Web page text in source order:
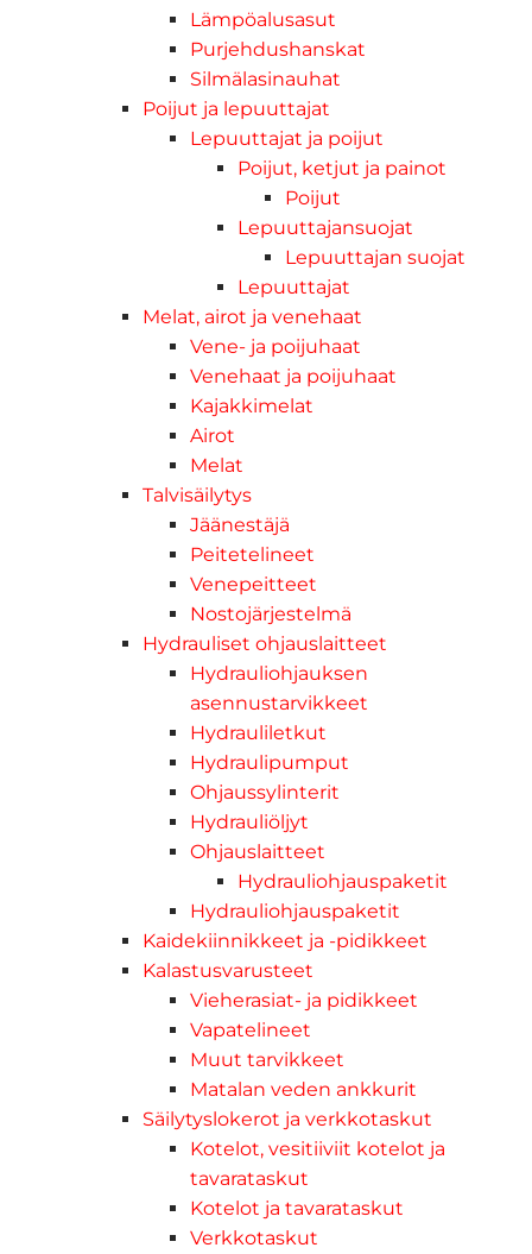
Lämpöalusasut
Purjehdushanskat
Silmälasinauhat
Poijut ja lepuuttajat
Lepuuttajat ja poijut
Poijut, ketjut ja painot
Poijut
Lepuuttajansuojat
Lepuuttajan suojat
Lepuuttajat
Melat, airot ja venehaat
Vene- ja poijuhaat
Venehaat ja poijuhaat
Kajakkimelat
Airot
Melat
Talvisäilytys
Jäänestäjä
Peitetelineet
Venepeitteet
Nostojärjestelmä
Hydrauliset ohjauslaitteet
Hydrauliohjauksen
asennustarvikkeet
Hydrauliletkut
Hydraulipumput
Ohjaussylinterit
Hydrauliöljyt
Ohjauslaitteet
Hydrauliohjauspaketit
Hydrauliohjauspaketit
Kaidekiinnikkeet ja -pidikkeet
Kalastusvarusteet
Vieherasiat- ja pidikkeet
Vapatelineet
Muut tarvikkeet
Matalan veden ankkurit
Säilytyslokerot ja verkkotaskut
Kotelot, vesitiiviit kotelot ja
tavarataskut
Kotelot ja tavarataskut
Verkkotaskut